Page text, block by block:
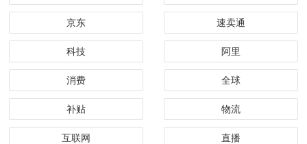
京东 速卖通
科技 阿里
消费 全球
补贴 物流
互联网 直播